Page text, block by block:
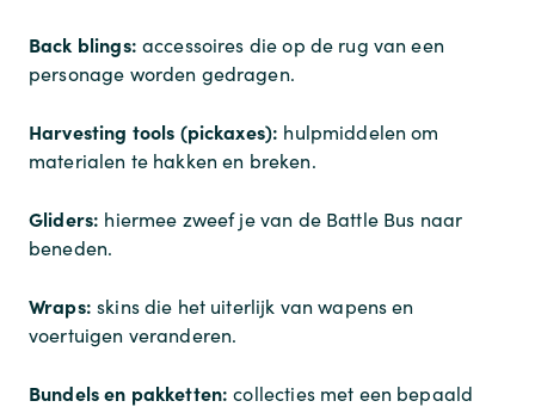
Back blings: accessoires die op de rug van een
personage worden gedragen.
Harvesting tools (pickaxes): hulpmiddelen om
materialen te hakken en breken.
Gliders: hiermee zweef je van de Battle Bus naar
beneden.
Wraps: skins die het uiterlijk van wapens en
voertuigen veranderen.
Bundels en pakketten: collecties met een bepaald